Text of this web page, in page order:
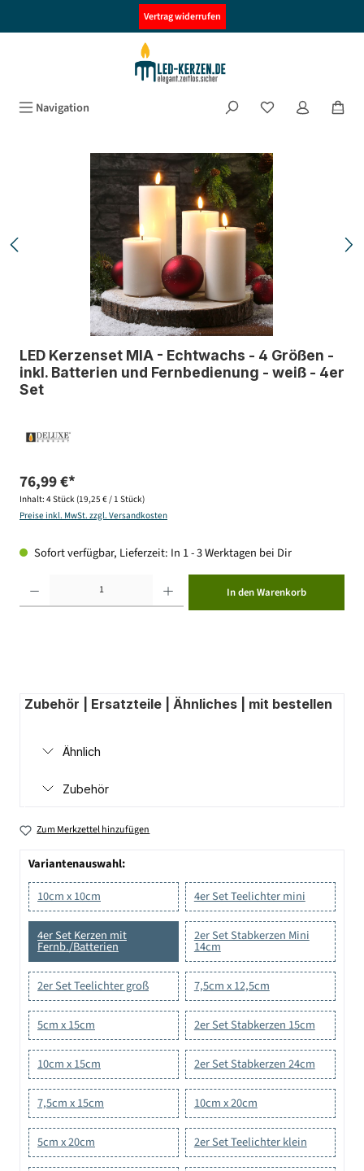
Vertrag widerrufen
Navigation
Bildergalerie überspringen
LED Kerzenset MIA - Echtwachs - 4 Größen -
inkl. Batterien und Fernbedienung - weiß - 4er
Set
76,99 €*
Inhalt: 4 Stück (19,25 € / 1 Stück)
Preise inkl. MwSt. zzgl. Versandkosten
Sofort verfügbar, Lieferzeit: In 1 - 3 Werktagen bei Dir
In den Warenkorb
Zubehör | Ersatzteile | Ähnliches | mit bestellen
Ähnlich
Zubehör
Zum Merkzettel hinzufügen
Variantenauswahl:
10cm x 10cm
4er Set Teelichter mini
4er Set Kerzen mit
Fernb./Batterien
2er Set Stabkerzen Mini
14cm
2er Set Teelichter groß 7,5cm x 12,5cm
5cm x 15cm 2er Set Stabkerzen 15cm
10cm x 15cm 2er Set Stabkerzen 24cm
7,5cm x 15cm 10cm x 20cm
5cm x 20cm 2er Set Teelichter klein